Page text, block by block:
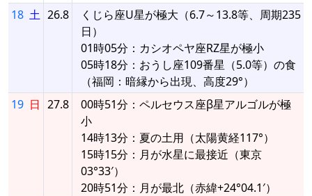
18 土 26.8
くじら座U星が極大（6.7～13.8等、周期235
日）
01時05分：カシオペヤ座RZ星が極小
05時18分：おうし座109番星（5.0等）の食
（福岡：暗縁から出現、高度29°）
19 日 27.8
00時51分：ペルセウス座β星アルゴルが極
小
14時13分：夏の土用（太陽黄経117°）
15時15分：月が水星に最接近（東京
03°33′）
20時51分：月が最北（赤緯+24°04.1′）